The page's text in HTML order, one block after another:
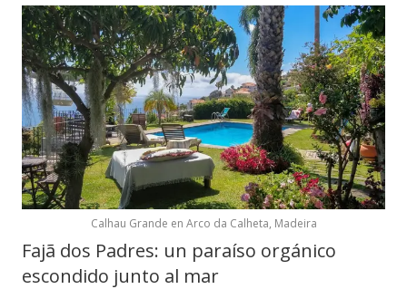
Calhau Grande en Arco da Calheta, Madeira
Fajã dos Padres: un paraíso orgánico
escondido junto al mar